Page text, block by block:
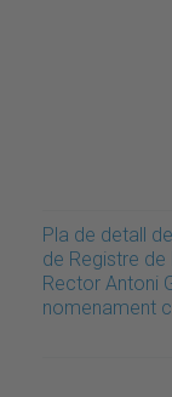
Pla de detall
de Registre
Rector Antoni
nomenament